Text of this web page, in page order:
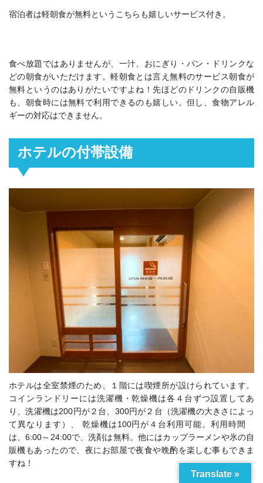
宿泊者は軽朝食が無料というこちらも嬉しいサービス付き。
食べ放題ではありませんが、一汁、おにぎり・パン・ドリンクな
どの朝食がいただけます。軽朝食とは言え無料のサービス朝食が
無料というのはありがたいですよね！先ほどのドリンクの自販機
も、朝食時には無料で利用できるのも嬉しい。但し、食物アレル
ギーの対応はできません。
ホテルの付帯設備
ホテルは全室禁煙のため、１階には喫煙所が設けられています。
コインランドリーには洗濯機・乾燥機は各４台ずつ設置してあ
り、洗濯機は200円が２台、300円が２台（洗濯機の大きさによっ
て異なります）、 乾燥機は100円が４台利用可能。利用時間
は、6:00～24:00で、洗剤は無料。 他にはカップラーメンや氷の自
販機もあったので、夜にお部屋で夜食や晩酌を楽しむ事もできま
すね！
Translate »